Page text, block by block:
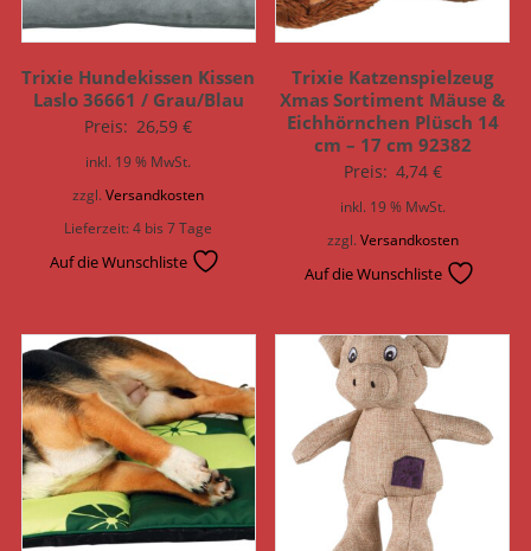
Trixie Hundekissen Kissen
Laslo 36661 / Grau/Blau
Preis: 26,59€
inkl. 19 % MwSt.
zzgl.Versandkosten
Lieferzeit:4 bis 7 Tage
Auf die Wunschliste
Trixie Katzenspielzeug
Xmas Sortiment Mäuse &
Eichhörnchen Plüsch 14
cm – 17 cm 92382
Preis: 4,74 €
inkl. 19 % MwSt.
zzgl. Versandkosten
Auf die Wunschliste